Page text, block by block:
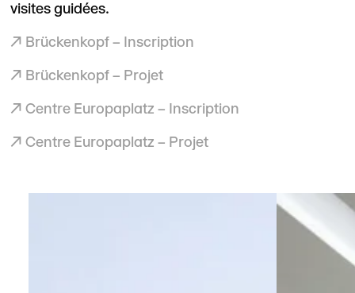
visites guidées.
↗ Brückenkopf – Inscription
↗ Brückenkopf – Projet
↗ Centre Europaplatz – Inscription
↗ Centre Europaplatz – Projet